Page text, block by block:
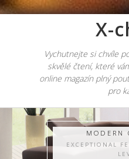
X-
Vychutnejte si chvíle
skvělé čtení, které
online magazín plný
pro
MODERN
EXCEPTIONAL